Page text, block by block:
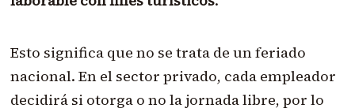
Esto significa que no se trata de un feriado
nacional. En el sector privado, cada empleador
decidirá si otorga o no la jornada libre, por lo